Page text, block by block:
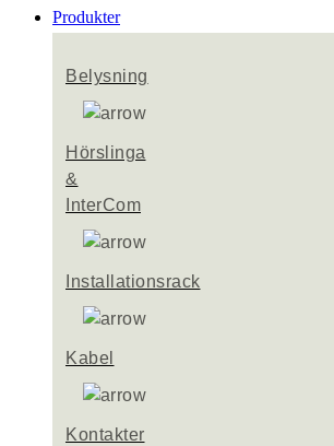
Produkter
Belysning
Hörslinga
&
InterCom
Installationsrack
Kabel
Kontakter